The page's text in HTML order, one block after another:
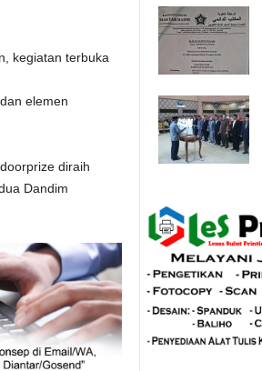
kegiatan terbuka
elemen
diraih
Dandim